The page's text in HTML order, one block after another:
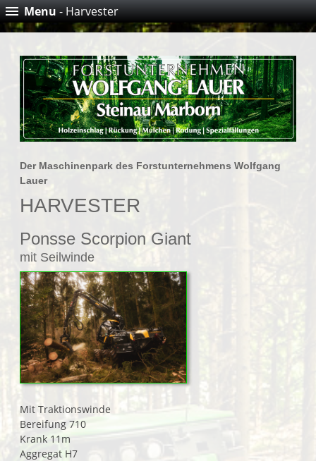
Menu- Harvester
Der Maschinenpark des Forstunternehmens Wolfgang
Lauer
HARVESTER
Ponsse Scorpion Giant
mit Seilwinde
Mit Traktionswinde
Bereifung 710
Krank 11m
Aggregat H7